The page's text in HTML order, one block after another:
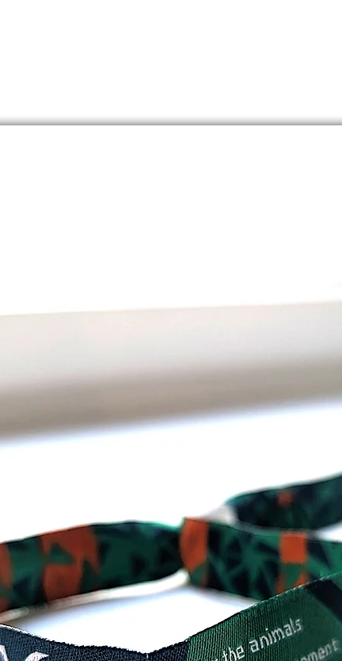
Für
Gray
für
für
nicht
Trage